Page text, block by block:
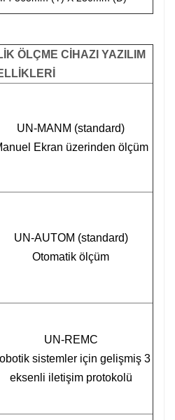
ÖLÇME CİHAZI YAZILIM
UN-MANM (standard)
Ekran üzerinden ölçüm
UN-AUTOM (standard)
Otomatik ölçüm
UN-REMC
sistemler için gelişmiş 3
eksenli iletişim protokolü